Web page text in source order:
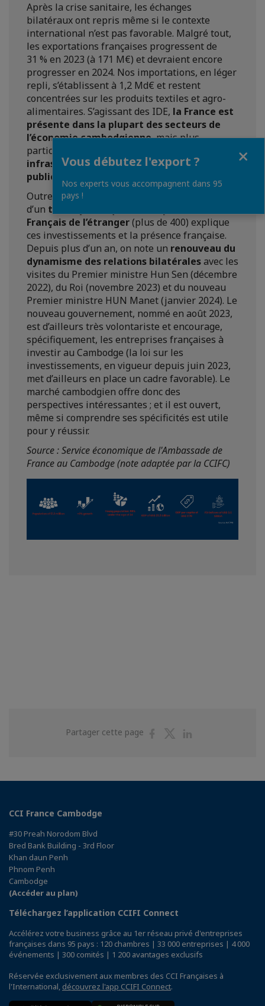
Après la crise sanitaire, les échanges
bilatéraux ont repris même si le contexte
international n’est pas favorable. Malgré tout,
les exportations françaises progressent de
31 % en 2023 (à 171 M€) et devraient encore
progresser en 2024. Nos importations, en léger
repli, s’établissent à 1,2 Md€ et restent
concentrées sur les produits textiles et agro-
alimentaires. S’agissant des IDE, la France est
présente dans la plupart des secteurs de
l’économie cambodgienne, mais plus
particulièrement dans l’
infrastructures (transports, travaux
publics) et le tourisme.
Outre les filiales de grands groupes, l’existence
d’un tissu dynamique d’entreprises des
Français de l’étranger(plus de 400) explique
ces investissements et la présence française.
Depuis plus d’un an, on note un renouveau du
dynamisme des relations bilatéralesavec les
visites du Premier ministre Hun Sen (décembre
2022), du Roi (novembre 2023) et du nouveau
Premier ministre HUN Manet (janvier 2024). Le
nouveau gouvernement, nommé en août 2023,
est d’ailleurs très volontariste et encourage,
spécifiquement, les entreprises françaises à
investir au Cambodge (la loi sur les
investissements, en vigueur depuis juin 2023,
met d’ailleurs en place un cadre favorable). Le
marché cambodgien offre donc des
perspectives intéressantes ; et il est ouvert,
même si comprendre ses spécificités est utile
pour y réussir.
Source : Service économique de l'Ambassade de
France au Cambodge (note adaptée par la CCIFC)
Partager cette page
PartagerPartager
CCI France Cambodge
#30 Preah Norodom Blvd
Bred Bank Building - 3rd Floor
Khan daun Penh
Phnom Penh
Cambodge
(Accéder au plan)
Téléchargez l’application CCIFI Connect
Accélérez votre business grâce au 1er réseau privé d'entreprises
françaises dans 95 pays : 120 chambres | 33 000 entreprises | 4 000
événements | 300 comités | 1 200 avantages exclusifs
Réservée exclusivement aux membres des CCI Françaises à
l'International, découvrez l'app CCIFI Connect.
Vous débutez l'export ?
Nos experts vous accompagnent dans 95
pays !